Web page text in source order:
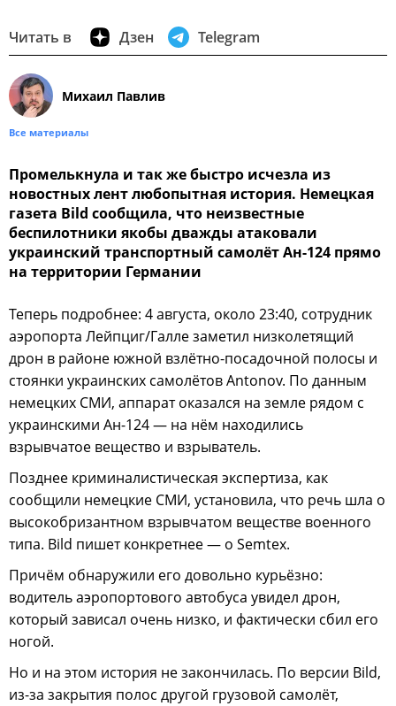
Читать в Дзен Telegram
Михаил Павлив
Все материалы
Промелькнула и так же быстро исчезла из
новостных лент любопытная история. Немецкая
газета Bild сообщила, что неизвестные
беспилотники якобы дважды атаковали
украинский транспортный самолёт Ан-124 прямо
на территории Германии
Теперь подробнее: 4 августа, около 23:40, сотрудник
аэропорта Лейпциг/Галле заметил низколетящий
дрон в районе южной взлётно-посадочной полосы и
стоянки украинских самолётов Antonov. По данным
немецких СМИ, аппарат оказался на земле рядом с
украинскими Ан-124 — на нём находились
взрывчатое вещество и взрыватель.
Позднее криминалистическая экспертиза, как
сообщили немецкие СМИ, установила, что речь шла о
высокобризантном взрывчатом веществе военного
типа. Bild пишет конкретнее — о Semtex.
Причём обнаружили его довольно курьёзно:
водитель аэропортового автобуса увидел дрон,
который зависал очень низко, и фактически сбил его
ногой.
Но и на этом история не закончилась. По версии Bild,
из-за закрытия полос другой грузовой самолёт,